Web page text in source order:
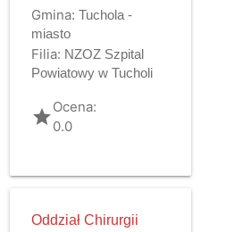
Gmina: Tuchola -
miasto
Filia: NZOZ Szpital
Powiatowy w Tucholi
gradeOcena:
0.0
Oddział Chirurgii